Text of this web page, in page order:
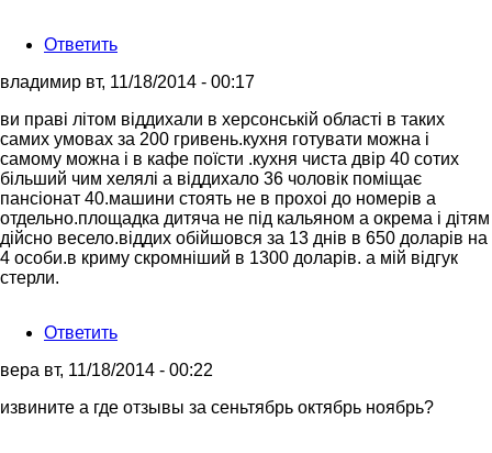
Ответить
владимир вт, 11/18/2014 - 00:17
Ответ
на
Интересно,удалят
мой
отзыв?
от
Гость
ви праві літом віддихали в херсонській області в таких
самих умовах за 200 гривень.кухня готувати можна і
самому можна і в кафе поїсти .кухня чиста двір 40 сотих
більший чим хелялі а віддихало 36 чоловік поміщає
пансіонат 40.машини стоять не в прохоі до номерів а
отдельно.площадка дитяча не під кальяном а окрема і дітям
дійсно весело.віддих обійшовся за 13 днів в 650 доларів на
4 особи.в криму скромніший в 1300 доларів. а мій відгук
стерли.
Ответить
вера вт, 11/18/2014 - 00:22
Ответ
извините а где отзывы за сеньтябрь октябрь ноябрь?